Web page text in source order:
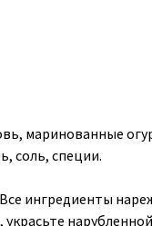
маринованные
соль, специи.
ингредиенты